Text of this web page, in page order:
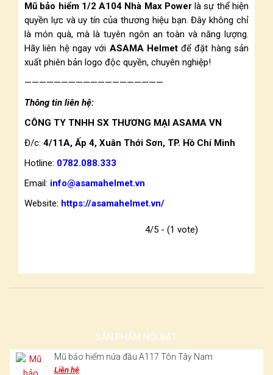
Mũ bảo hiểm 1/2 A104 Nhà Max Powerlà sự thể hiện
quyền lực và uy tín của thương hiệu bạn. Đây không chỉ
là món quà, mà là tuyên ngôn an toàn và năng lượng.
Hãy liên hệ ngay với ASAMA Helmetđể đặt hàng sản
xuất phiên bản logo độc quyền, chuyên nghiệp!
———————————————————
Thông tin liên hệ:
CÔNG TY TNHH SX THƯƠNG MẠI ASAMA VN
Đ/c: 4/11A, Ấp 4, Xuân Thới Sơn, TP. Hồ Chí Minh
Hotline: 0782.088.333
Email: info@asamahelmet.vn
Website: https://asamahelmet.vn/
4/5 - (1 vote)
SẢN PHẨM NỔI BẬT
Mũ bảo hiểm nửa đầu A117 Tôn Tây Nam
Liên hệ